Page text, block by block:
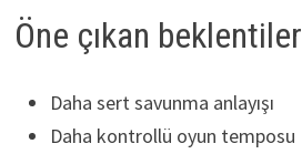
Öne çıkan beklentiler
Daha sert savunma anlayışı
Daha kontrollü oyun temposu